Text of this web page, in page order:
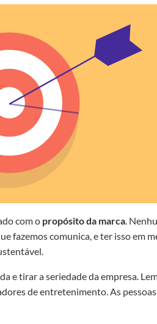
com o propósito da marca.
fazemos comunica, e ter isso em
e tirar a seriedade da empresa.
de entretenimento. As